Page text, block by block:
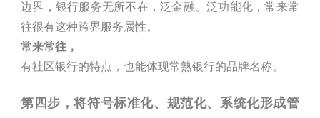
边界，银行服务无所不在，泛金融、泛功能化，常来常
往很有这种跨界服务属性。
常来常往，
有社区银行的特点，也能体现常熟银行的品牌名称。
第四步，将符号标准化、规范化、系统化形成管